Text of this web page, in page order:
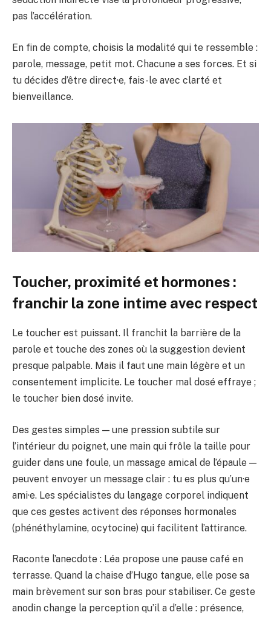
pas l’accélération.
En fin de compte, choisis la modalité qui te ressemble :
parole, message, petit mot. Chacune a ses forces. Et si
tu décides d’être direct·e, fais-le avec clarté et
bienveillance.
Toucher, proximité et hormones :
franchir la zone intime avec respect
Le toucher est puissant. Il franchit la barrière de la
parole et touche des zones où la suggestion devient
presque palpable. Mais il faut une main légère et un
consentement implicite. Le toucher mal dosé effraye ;
le toucher bien dosé invite.
Des gestes simples — une pression subtile sur
l’intérieur du poignet, une main qui frôle la taille pour
guider dans une foule, un massage amical de l’épaule —
peuvent envoyer un message clair : tu es plus qu’un·e
ami·e. Les spécialistes du langage corporel indiquent
que ces gestes activent des réponses hormonales
(phénéthylamine, ocytocine) qui facilitent l’attirance.
Raconte l’anecdote : Léa propose une pause café en
terrasse. Quand la chaise d’Hugo tangue, elle pose sa
main brèvement sur son bras pour stabiliser. Ce geste
anodin change la perception qu’il a d’elle : présence,